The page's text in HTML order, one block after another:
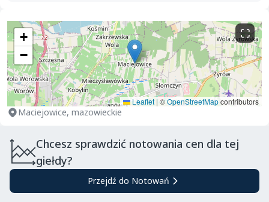
+
−
Leaflet |©OpenStreetMapcontributors
Maciejowice, mazowieckie
Chcesz sprawdzić notowania cen dla tej
giełdy?
Przejdź do Notowań